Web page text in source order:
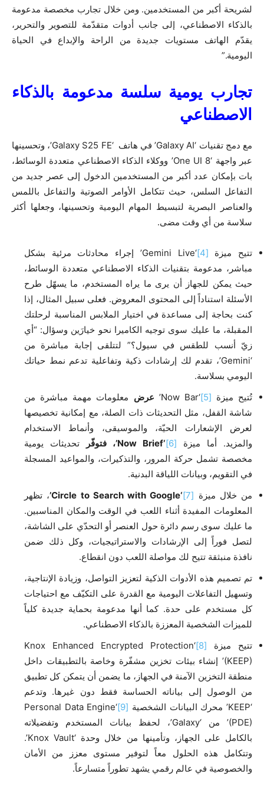
لشريحة أكبر من المستخدمين. ومن خلال تجارب مخصصة مدعومة
بالذكاء الاصطناعي، إلى جانب أدوات متقدّمة للتصوير والتحرير،
يقدّم الهاتف مستويات جديدة من الراحة والإبداع في الحياة
اليومية.”
تجارب يومية سلسة مدعومة بالذكاء
الاصطناعي
مع دمج تقنيات ‘Galaxy AI’ في هاتف ‘Galaxy S25 FE’، وتحسينها
عبر واجهة ‘One UI 8’ ووكلاء الذكاء الاصطناعي متعددة الوسائط،
بات بإمكان عدد أكبر من المستخدمين الدخول إلى عصر جديد من
التفاعل السلس، حيث تتكامل الأوامر الصوتية والتفاعل باللمس
والعناصر البصرية لتبسيط المهام اليومية وتحسينها، وجعلها أكثر
سلاسة من أي وقت مضى.
تتيح ميزة [4]
‘Gemini Live’ إجراء محادثات مرئية بشكل
مباشر، مدعومة بتقنيات الذكاء الاصطناعي متعددة الوسائط،
حيث يمكن للجهاز أن يرى ما يراه المستخدم، ما يسهّل طرح
الأسئلة استناداً إلى المحتوى المعروض. فعلى سبيل المثال، إذا
كنت بحاجة إلى مساعدة في اختيار الملابس المناسبة لرحلتك
المقبلة، ما عليك سوى توجيه الكاميرا نحو خيارَين وسؤال: “أي
زيّ أنسب للطقس في سيول؟” لتتلقى إجابة مباشرة من
‘Gemini’، تقدم لك إرشادات ذكية وتفاعلية تدعم نمط حياتك
اليومي بسلاسة.
تُتيح ميزة [5]
‘Now Bar’ عرض معلومات مهمة مباشرة من
شاشة القفل، مثل التحديثات ذات الصلة، مع إمكانية تخصيصها
لعرض الإشعارات الحيّة، والموسيقى، وأنماط الاستخدام
والمزيد. أما ميزة [6]
‘Now Brief’ ، فتوفّر
تحديثات يومية
مخصصة تشمل حركة المرور، والتذكيرات، والمواعيد المسجلة
في التقويم، وبيانات اللياقة البدنية.
من خلال ميزة [7]
‘Circle to Search with Google’
، تظهر
المعلومات المفيدة أثناء اللعب في الوقت والمكان المناسبين.
ما عليك سوى رسم دائرة حول العنصر أو التحدّي على الشاشة،
لتصل فوراً إلى الإرشادات والاستراتيجيات، وكل ذلك ضمن
نافذة منبثقة تتيح لك مواصلة اللعب دون انقطاع.
تم تصميم هذه الأدوات الذكية لتعزيز التواصل، وزيادة الإنتاجية،
وتسهيل التفاعلات اليومية مع القدرة على التكيّف مع احتياجات
كل مستخدم على حدة. كما أنها مدعومة بحماية جديدة كلياً
للميزات الشخصية المعززة بالذكاء الاصطناعي.
تتيح ميزة [8]
‘Knox Enhanced Encrypted Protection
(KEEP)’ إنشاء بيئات تخزين مشفّرة وخاصة بالتطبيقات داخل
منطقة التخزين الآمنة في الجهاز، ما يضمن أن يتمكن كل تطبيق
من الوصول إلى بياناته الحساسة فقط دون غيرها. وتدعم
‘KEEP’ محرك البيانات الشخصية
[9]
‘Personal Data Engine
(PDE)’ من ‘Galaxy’، لحفظ بيانات المستخدم وتفضيلاته
بالكامل على الجهاز، وتأمينها من خلال وحدة ‘Knox Vault’.
وتتكامل هذه الحلول معاً لتوفير مستوى معزز من الأمان
والخصوصية في عالم رقمي يشهد تطوراً متسارعاً.